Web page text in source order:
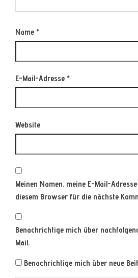
Name *
E-Mail-Adresse *
Website
Meinen Namen, meine E-Mail-
diesem Browser für die nächste
Benachrichtige mich über
Mail.
Benachrichtige mich über neue